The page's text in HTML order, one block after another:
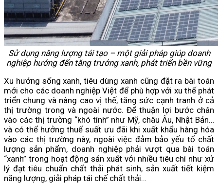
Sử dụng năng lượng tái tạo – một giải pháp giúp doanh
nghiệp hướng đến tăng trưởng xanh, phát triển bền vững
Xu hướng sống xanh, tiêu dùng xanh cũng đặt ra bài toán
mới cho các doanh nghiệp Việt để phù hợp với xu thế phát
triển chung và nâng cao vị thế, tăng sức cạnh tranh ở cả
thị trường trong và ngoài nước. Để thuận lợi bước chân
vào các thị trường “khó tính” như Mỹ, châu Âu, Nhật Bản…
và có thể hưởng thuế suất ưu đãi khi xuất khẩu hàng hóa
vào các thị trường này, ngoài việc đảm bảo yếu tố chất
lượng sản phẩm, doanh nghiệp phải vượt qua bài toán
“xanh” trong hoạt động sản xuất với nhiều tiêu chí như xử
lý đạt tiêu chuẩn chất thải phát sinh, sản xuất tiết kiệm
năng lượng, giải pháp tái chế chất thải…